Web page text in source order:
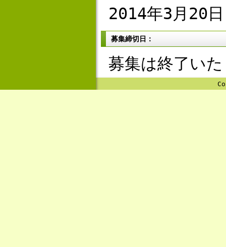
2014年3月20
募集締切日：
募集は終了い